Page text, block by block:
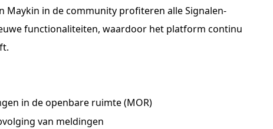
Maykin in de community profiteren alle Signalen-
functionaliteiten, waardoor het platform continu
in de openbare ruimte (MOR)
van meldingen